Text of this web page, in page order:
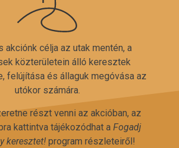
akciónk célja az utak mentén, a
közterületein álló keresztek
felújítása és állaguk megóvása az
utókor számára.
részt venni az akcióban, az
kattintva tájékozódhat a Fogadj
keresztet!program részleteiről!